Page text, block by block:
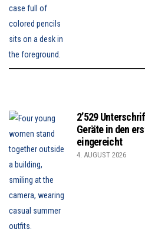
2’529
Geräte in den
eingereicht
4. AUGUST 2026